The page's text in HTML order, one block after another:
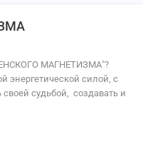
МАГНЕТИЗМА"?
энергетической силой, с
судьбой, создавать и